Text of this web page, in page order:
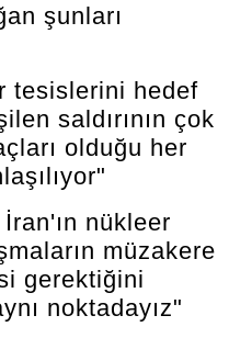
şunları
tesislerini hedef
saldırının çok
olduğu her
nükleer
müzakere
gerektiğini
noktadayız"